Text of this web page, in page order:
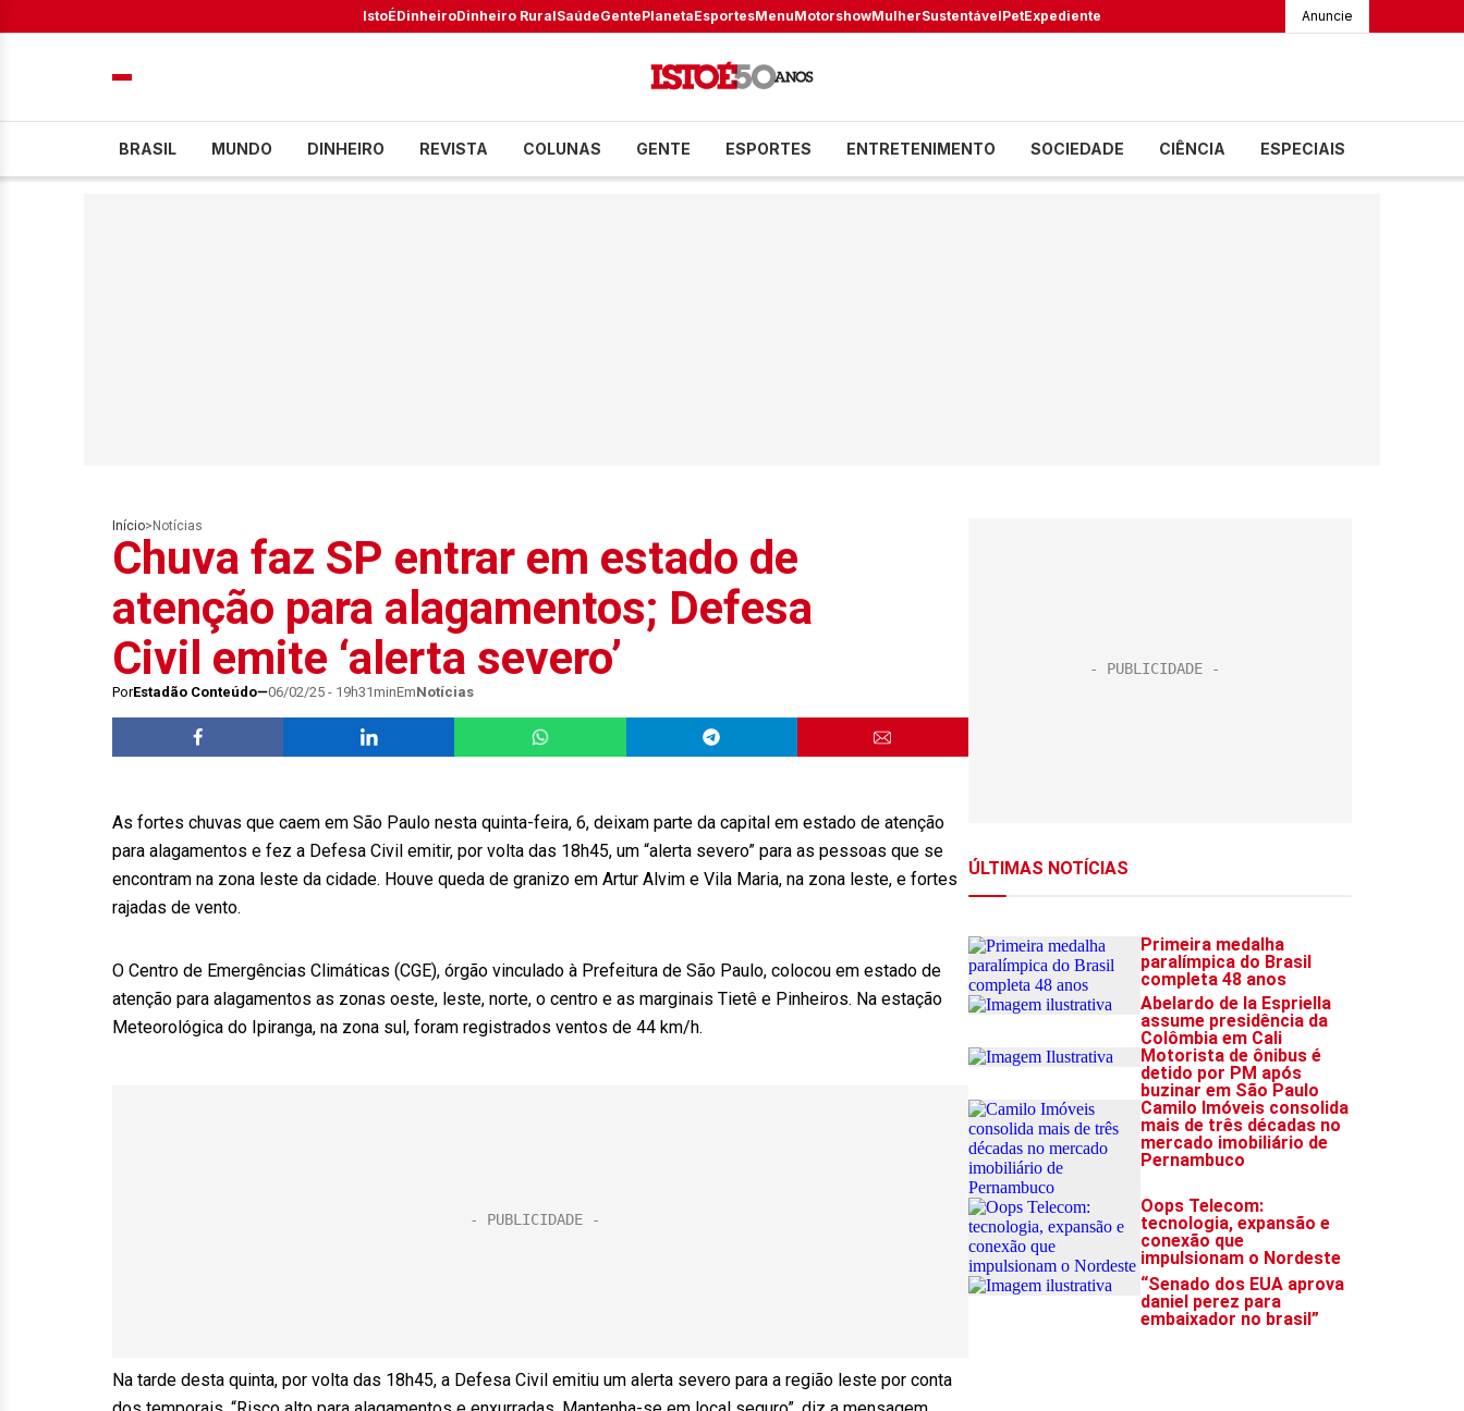
IstoÉDinheiroDinheiro RuralSaúdeGentePlanetaEsportesMenuMotorshowMulherSustentávelPetExpediente Anuncie
BRASIL MUNDO DINHEIRO REVISTA COLUNAS GENTE ESPORTES ENTRETENIMENTO SOCIEDADE CIÊNCIA ESPECIAIS
Início> Notícias
Chuva faz SP entrar em estado de
atenção para alagamentos; Defesa
Civil emite ‘alerta severo’
PorEstadão Conteúdo 06/02/25 - 19h31minEmNotícias
As fortes chuvas que caem em São Paulo nesta quinta-feira, 6, deixam parte da capital em estado de atenção
para alagamentos e fez a Defesa Civil emitir, por volta das 18h45, um “alerta severo” para as pessoas que se
encontram na zona leste da cidade. Houve queda de granizo em Artur Alvim e Vila Maria, na zona leste, e fortes
rajadas de vento.
O Centro de Emergências Climáticas (CGE), órgão vinculado à Prefeitura de São Paulo, colocou em estado de
atenção para alagamentos as zonas oeste, leste, norte, o centro e as marginais Tietê e Pinheiros. Na estação
Meteorológica do Ipiranga, na zona sul, foram registrados ventos de 44 km/h.
Na tarde desta quinta, por volta das 18h45, a Defesa Civil emitiu um alerta severo para a região leste por conta